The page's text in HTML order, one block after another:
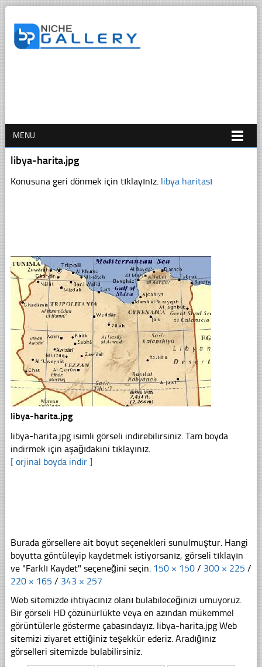
MENU
libya-harita.jpg
Konusuna geri dönmek için tıklayınız. libya haritası
libya-harita.jpg
libya-harita.jpg isimli görseli indirebilirsiniz. Tam boyda
indirmek için aşağıdakini tıklayınız.
[ orjinal boyda indir ]
Burada görsellere ait boyut seçenekleri sunulmuştur. Hangi
boyutta göntüleyip kaydetmek istiyorsanız, görseli tıklayın
ve "Farklı Kaydet" seçeneğini seçin. 150 × 150 / 300 × 225 /
220 × 165 / 343 × 257
Web sitemizde ihtiyacınız olanı bulabileceğinizi umuyoruz.
Bir görseli HD çözünürlükte veya en azından mükemmel
görüntülerle gösterme çabasındayız. libya-harita.jpg Web
sitemizi ziyaret ettiğiniz teşekkür ederiz. Aradığınız
görselleri sitemizde bulabilirsiniz.